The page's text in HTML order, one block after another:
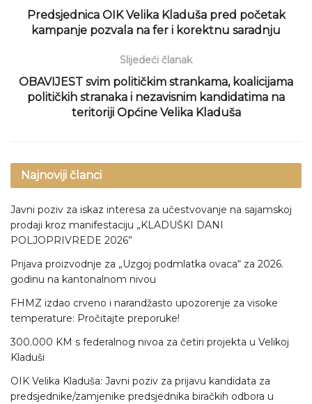
Predsjednica OIK Velika Kladuša pred početak
kampanje pozvala na fer i korektnu saradnju
Slijedeći članak
OBAVIJEST svim političkim strankama, koalicijama
političkih stranaka i nezavisnim kandidatima na
teritoriji Općine Velika Kladuša
Najnoviji članci
Javni poziv za iskaz interesa za učestvovanje na sajamskoj
prodaji kroz manifestaciju „KLADUŠKI DANI
POLJOPRIVREDE 2026”
Prijava proizvodnje za „Uzgoj podmlatka ovaca“ za 2026.
godinu na kantonalnom nivou
FHMZ izdao crveno i narandžasto upozorenje za visoke
temperature: Pročitajte preporuke!
300.000 KM s federalnog nivoa za četiri projekta u Velikoj
Kladuši
OIK Velika Kladuša: Javni poziv za prijavu kandidata za
predsjednike/zamjenike predsjednika biračkih odbora u